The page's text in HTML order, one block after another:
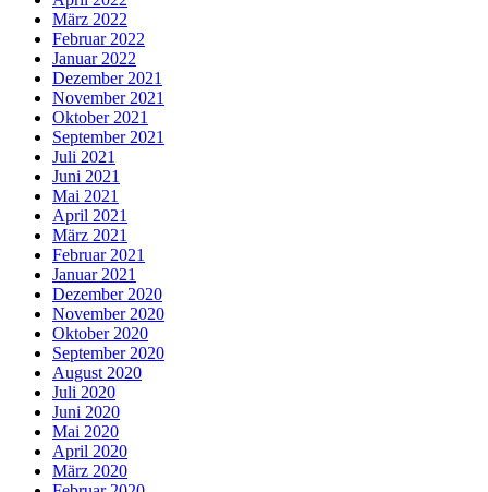
März 2022
Februar 2022
Januar 2022
Dezember 2021
November 2021
Oktober 2021
September 2021
Juli 2021
Juni 2021
Mai 2021
April 2021
März 2021
Februar 2021
Januar 2021
Dezember 2020
November 2020
Oktober 2020
September 2020
August 2020
Juli 2020
Juni 2020
Mai 2020
April 2020
März 2020